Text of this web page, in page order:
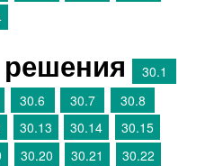
30.1
30.6 30.7
30.8
30.13 30.14
30.15
30.20 30.21
30.22